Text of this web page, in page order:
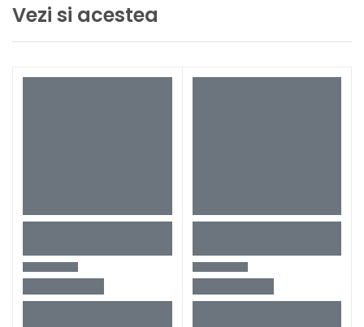
Greutate
Vezi si acestea